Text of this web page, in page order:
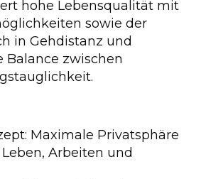
hohe Lebensqualität mit
sowie der
in Gehdistanz und
zwischen
Maximale Privatsphäre
Arbeiten und